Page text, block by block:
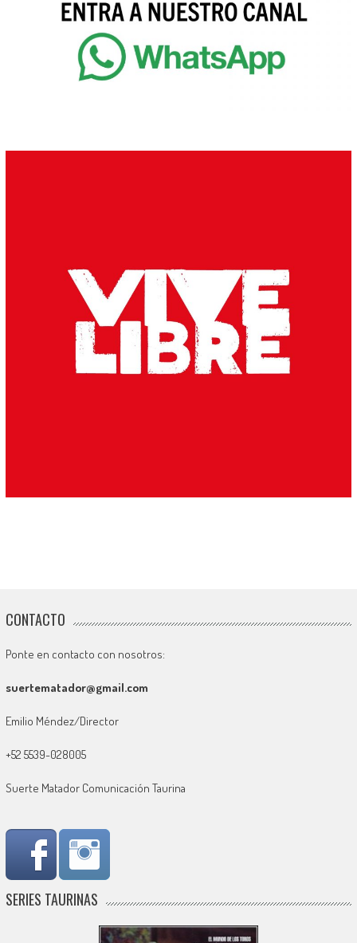
CONTACTO
Ponte en contacto con nosotros:
suertematador@gmail.com
Emilio Méndez/Director
+52 5539-028005
Suerte Matador Comunicación Taurina
SERIES TAURINAS